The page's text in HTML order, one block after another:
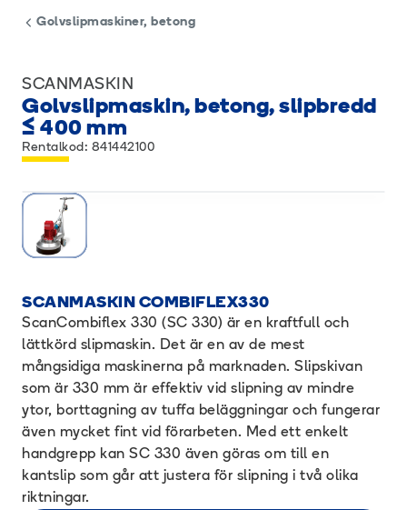
Golvslipmaskiner, betong
SCANMASKIN
Golvslipmaskin, betong, slipbredd
≤ 400 mm
Rentalkod: 841442100
SCANMASKIN COMBIFLEX330
ScanCombiflex 330 (SC 330) är en kraftfull och
lättkörd slipmaskin. Det är en av de mest
mångsidiga maskinerna på marknaden. Slipskivan
som är 330 mm är effektiv vid slipning av mindre
ytor, borttagning av tuffa beläggningar och fungerar
även mycket fint vid förarbeten. Med ett enkelt
handgrepp kan SC 330 även göras om till en
kantslip som går att justera för slipning i två olika
riktningar.